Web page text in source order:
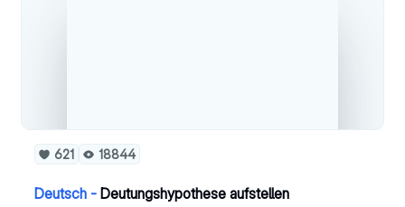
621 18844
Deutsch - Deutungshypothese aufstellen